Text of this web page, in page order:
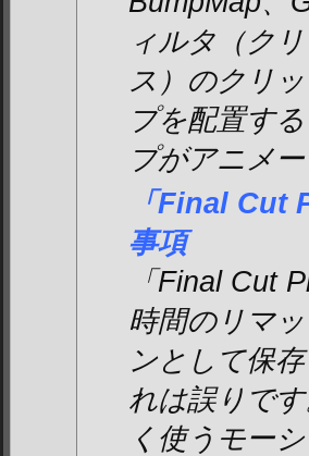
ィルタ（ク
ス）のクリ
プを配置す
プがアニメ
「Final Cut
事項
「Final Cut
時間のリマ
ンとして保
れは誤りで
く使うモー